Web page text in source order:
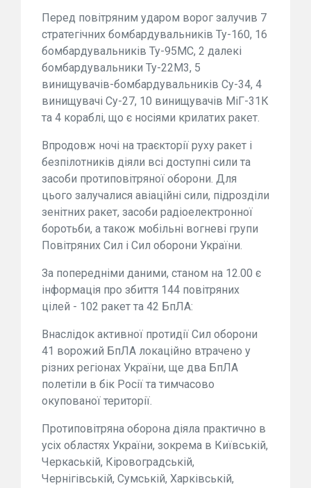
Перед повітряним ударом ворог залучив 7
стратегічних бомбардувальників Ту-160, 16
бомбардувальників Ту-95МС, 2 далекі
бомбардувальники Ту-22М3, 5
винищувачів-бомбардувальників Су-34, 4
винищувачі Су-27, 10 винищувачів МіГ-31К
та 4 кораблі, що є носіями крилатих ракет.
Впродовж ночі на траєкторії руху ракет і
безпілотників діяли всі доступні сили та
засоби протиповітряної оборони. Для
цього залучалися авіаційні сили, підрозділи
зенітних ракет, засоби радіоелектронної
боротьби, а також мобільні вогневі групи
Повітряних Сил і Сил оборони України.
За попередніми даними, станом на 12.00 є
інформація про збиття 144 повітряних
цілей - 102 ракет та 42 БпЛА:
Внаслідок активної протидії Сил оборони
41 ворожий БпЛА локаційно втрачено у
різних регіонах України, ще два БпЛА
полетіли в бік Росії та тимчасово
окупованої території.
Протиповітряна оборона діяла практично в
усіх областях України, зокрема в Київській,
Черкаській, Кіровоградській,
Чернігівській, Сумській, Харківській,